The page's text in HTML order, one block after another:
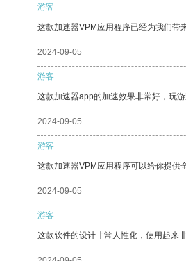
游客
这款加速器VPM应用程序已经为我们带
2024-09-05
游客
这款加速器app的加速效果非常好，玩
2024-09-05
游客
这款加速器VPM应用程序可以给你提供
2024-09-05
游客
这款软件的设计非常人性化，使用起来非